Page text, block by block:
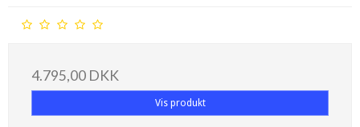
4.795,00 DKK
Vis produkt